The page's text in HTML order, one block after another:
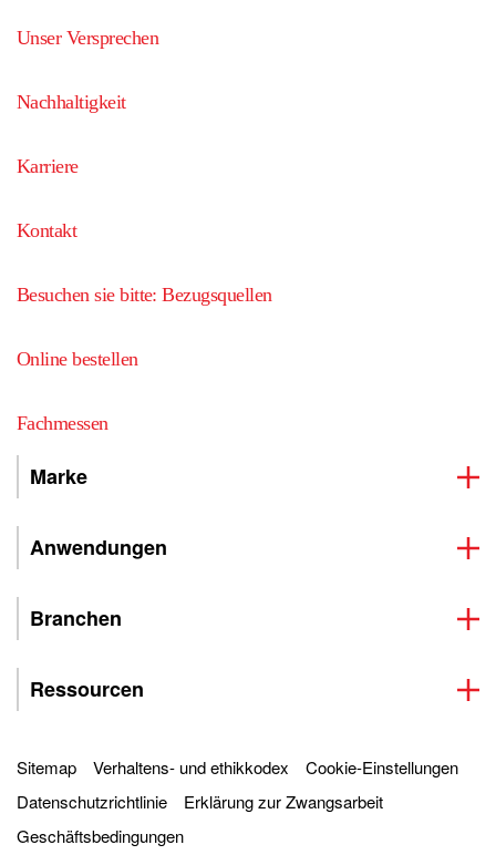
Unser Versprechen
Nachhaltigkeit
Karriere
Kontakt
Besuchen sie bitte: Bezugsquellen
Online bestellen
Fachmessen
Marke
Anwendungen
Branchen
Ressourcen
Sitemap Verhaltens- und ethikkodex
Cookie-Einstellungen
Datenschutzrichtlinie
Erklärung zur Zwangsarbeit
Geschäftsbedingungen